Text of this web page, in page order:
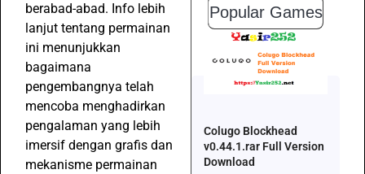
berabad-abad. Info lebih
lanjut tentang permainan
ini menunjukkan
bagaimana
pengembangnya telah
mencoba menghadirkan
pengalaman yang lebih
imersif dengan grafis dan
mekanisme permainan
Popular Games
Colugo Blockhead
v0.44.1.rar Full Version
Download